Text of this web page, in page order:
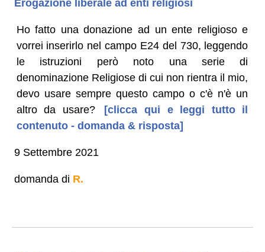
Erogazione liberale ad enti religiosi
Ho fatto una donazione ad un ente religioso e
vorrei inserirlo nel campo E24 del 730, leggendo
le istruzioni però noto una serie di
denominazione Religiose di cui non rientra il mio,
devo usare sempre questo campo o c'è n'è un
altro da usare?
[clicca qui e leggi tutto il
contenuto - domanda & risposta]
9 Settembre 2021
domanda di R.